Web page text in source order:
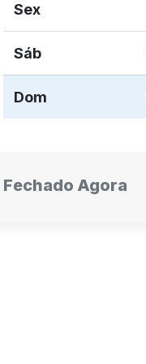
Sex
Sáb
Dom
Fechado Agora